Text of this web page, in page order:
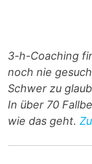
3-h-Coaching
noch nie
Schwer zu
In über 70
wie das geht.